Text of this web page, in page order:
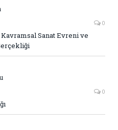
0
Kavramsal Sanat Evreni ve
0